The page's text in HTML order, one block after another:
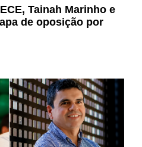
Tainah Marinho e
de oposição por